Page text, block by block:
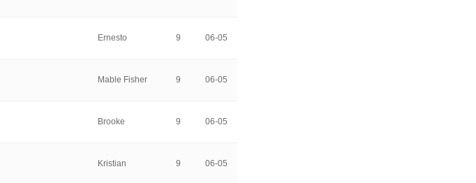
Ernesto 9 06-05
Mable Fisher 9 06-05
Brooke 9 06-05
Kristian 9 06-05